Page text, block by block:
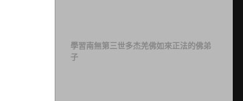
學習南無第三世多杰羌佛如來正法的佛弟
子